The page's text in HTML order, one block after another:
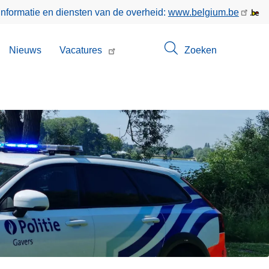
en diensten van de overheid: www.belgium.be
Nieuws Vacatures Zoeken